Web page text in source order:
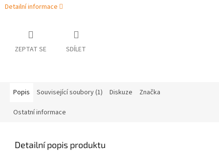
Detailní informace
ZEPTAT SE SDÍLET
Popis Související soubory (1) Diskuze Značka
Ostatní informace
Detailní popis produktu